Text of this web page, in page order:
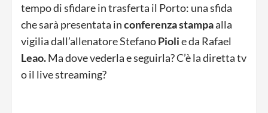
tempo di sfidare in trasferta il Porto: una sfida
che sarà presentata inconferenza stampaalla
vigilia dall’allenatore StefanoPiolie da Rafael
Leao.Ma dove vederla e seguirla? C’è la diretta tv
o il live streaming?